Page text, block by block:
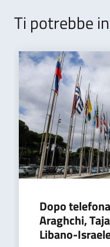
Ti potrebbe
Dopo
Araghchi,
Libano-